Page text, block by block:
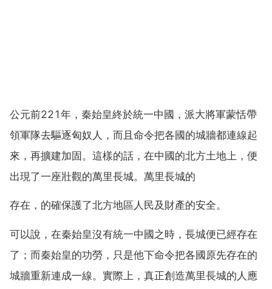
公元前221年，秦始皇終於統一中國，派大將軍蒙恬帶
領軍隊去驅逐匈奴人，而且命令把各國的城牆都連線起
來，再擴建加固。這樣的話，在中國的北方土地上，便
出現了一座壯觀的萬里長城。萬里長城的
存在，的確保護了北方地區人民及財產的安全。
可以說，在秦始皇沒有統一中國之時，長城便已經存在
了；而秦始皇的功勞，只是他下命令把各國原先存在的
城牆重新連成一線。實際上，真正創造萬里長城的人應